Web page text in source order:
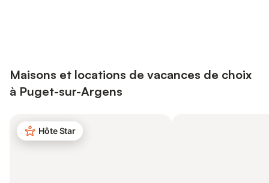
Maisons et locations de vacances de choix
à Puget-sur-Argens
Hôte Star